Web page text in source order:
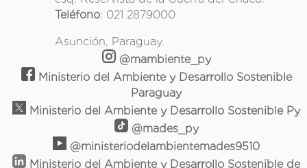
Teléfono: 021 2879000
Asunción, Paraguay.
@mambiente_py
Ministerio del Ambiente y Desarrollo Sostenible
Paraguay
Ministerio del Ambiente y Desarrollo Sostenible Py
@mades_py
@ministeriodelambientemades9510
Ministerio del Ambiente y Desarrollo Sostenible de